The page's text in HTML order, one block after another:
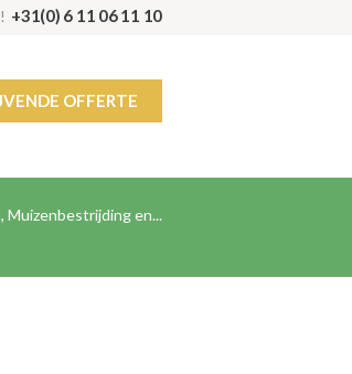
+31(0) 6 11 06 11 10
OFFERTE
en...